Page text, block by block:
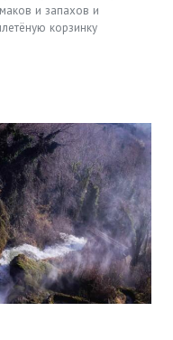
и запахов и
корзинку